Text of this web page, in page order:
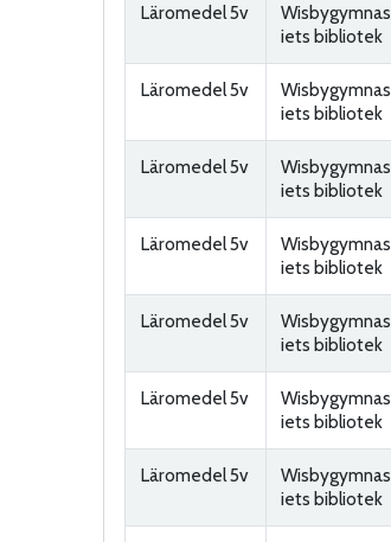
Läromedel 5v
Wisbygymnas
iets bibliotek
Läromedel 5v
Wisbygymnas
iets bibliotek
Läromedel 5v
Wisbygymnas
iets bibliotek
Läromedel 5v
Wisbygymnas
iets bibliotek
Läromedel 5v
Wisbygymnas
iets bibliotek
Läromedel 5v
Wisbygymnas
iets bibliotek
Läromedel 5v
Wisbygymnas
iets bibliotek